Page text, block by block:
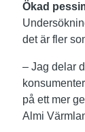
Ökad
det är fler
– Jag delar
på ett mer
Almi